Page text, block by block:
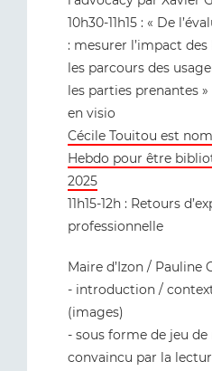
10h30-11h15 : « De
: mesurer l’impact
les parcours des
les parties prenantes
en visio
Cécile Touitou est
Hebdo pour être
2025
11h15-12h : Retours
professionnelle
Maire d’Izon / Pauline
- introduction /
(images)
- sous forme de jeu de
convaincu par la